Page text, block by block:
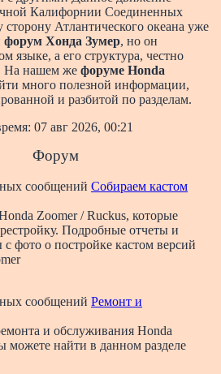
Калифорнии Соединенных
Атлантического океана уже
форум Хонда Зумер, но он
языке, а его структура, честно
На нашем же форуме Honda
много полезной информации,
и разбитой по разделам.
07 авг 2026, 00:21
Форум
Собираем кастом
Zoomer / Ruckus, которые
Подробные отчеты и
фото о постройке кастом версий
Ремонт и
и обслуживания Honda
можете найти в данном разделе